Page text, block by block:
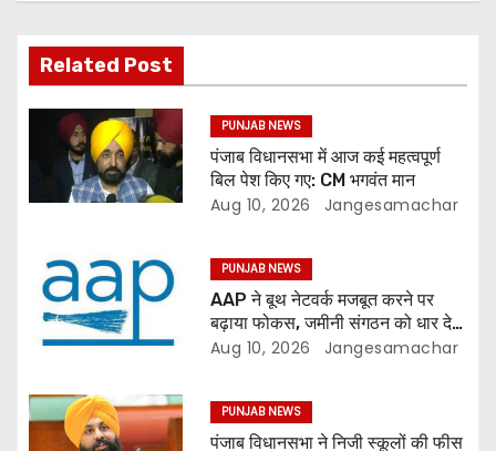
Related Post
PUNJAB NEWS
पंजाब विधानसभा में आज कई महत्वपूर्ण
बिल पेश किए गए: CM भगवंत मान
Aug 10, 2026 Jangesamachar
PUNJAB NEWS
AAP ने बूथ नेटवर्क मजबूत करने पर
बढ़ाया फोकस, जमीनी संगठन को धार देने
की तैयारी
Aug 10, 2026 Jangesamachar
PUNJAB NEWS
पंजाब विधानसभा ने निजी स्कूलों की फीस